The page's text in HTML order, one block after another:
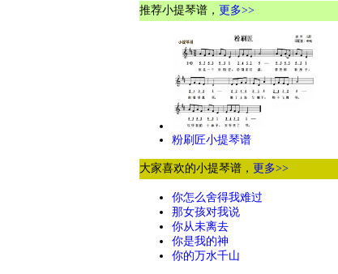
推荐小提琴谱， 更多>>
粉刷匠小提琴谱
大家喜欢的小提琴谱， 更多>>
你怎么舍得我难过
那女孩对我说
你从未离去
你是我的神
你的万水千山